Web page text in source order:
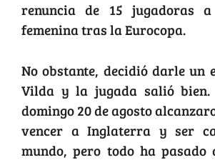
renuncia de 15 jugadoras
femenina tras la Eurocopa.
No obstante, decidió darle un
Vilda y la jugada salió bien.
domingo 20 de agosto
vencer a Inglaterra y ser
mundo, pero todo ha pasado